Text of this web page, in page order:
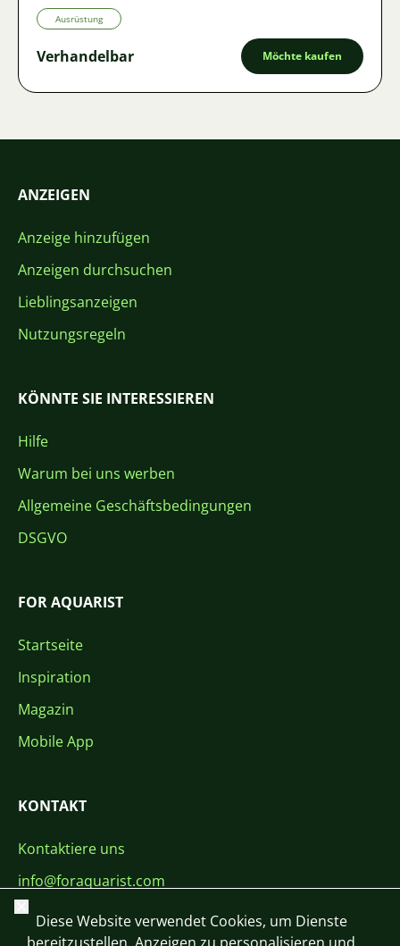
Ausrüstung
Verhandelbar Möchte kaufen
ANZEIGEN
Anzeige hinzufügen
Anzeigen durchsuchen
Lieblingsanzeigen
Nutzungsregeln
KÖNNTE SIE INTERESSIEREN
Hilfe
Warum bei uns werben
Allgemeine Geschäftsbedingungen
DSGVO
FOR AQUARIST
Startseite
Inspiration
Magazin
Mobile App
KONTAKT
Kontaktiere uns
info@foraquarist.com
+420 603 449 602
Schließen
Diese Website verwendet Cookies, um Dienste